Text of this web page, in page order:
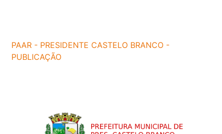
PAAR - PRESIDENTE CASTELO BRANCO -
PUBLICAÇÃO